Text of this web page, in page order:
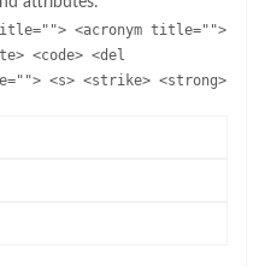
<acronym title="">
<code> <del
<s> <strike> <strong>